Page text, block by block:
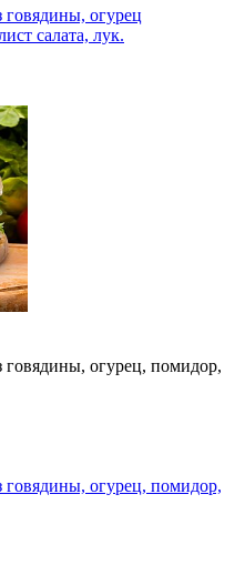
говядины, огурец
салата, лук.
говядины, огурец, помидор,
говядины, огурец, помидор,